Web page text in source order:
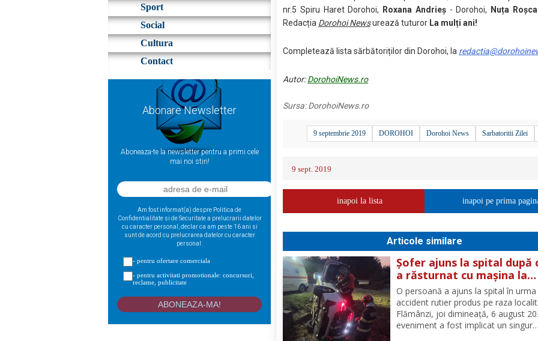
Sport
Social
Cultura
Contact
Abonare Newsletter
Aboneaza-te la newsletter pentru a primi cele
mai noi stiri!
Am fost informat(a) despre Politica de
Confidentialitate si de Securitate a prelucrarii datelor
cu caracter personal, declar ca am peste 16 ani si
sunt de acord cu prelucrarea datelor cu caracter
personal:
- pentru ofertare comerciala
- pentru activitati promotionale: concursuri,
reclame, publicitate
nr.5 Spiru Haret Dorohoi,
Roxana Andrieş- Dorohoi, Nuța Roșca
Redacția Dorohoi Newsurează tuturor La mulți ani!
Completează lista sărbătoriților din Dorohoi, la
Autor:DorohoiNews.ro
Sursa:DorohoiNews.ro
9 septembrie 2019 DOROHOI Dorohoi News Sarbatoritii Zilei
9 sept. 2019
inapoi la lista inapoi pe prima
Articole similare
Șofer ajuns la spital după
a răsturnat cu mașina la
Flămânzi
O persoană a ajuns la spital în urma
accident rutier produs pe raza
Flămânzi, joi dimineață, 6 august
eveniment a fost implicat un singur